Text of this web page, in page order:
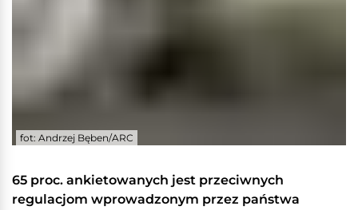
fot: Andrzej Bęben/ARC
65 proc. ankietowanych jest przeciwnych
regulacjom wprowadzonym przez państwa